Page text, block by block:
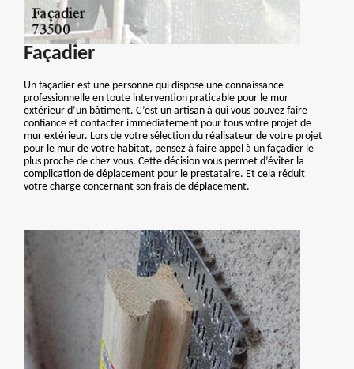
Façadier
Un façadier est une personne qui dispose une connaissance
professionnelle en toute intervention praticable pour le mur
extérieur d’un bâtiment. C’est un artisan à qui vous pouvez faire
confiance et contacter immédiatement pour tous votre projet de
mur extérieur. Lors de votre sélection du réalisateur de votre projet
pour le mur de votre habitat, pensez à faire appel à un façadier le
plus proche de chez vous. Cette décision vous permet d’éviter la
complication de déplacement pour le prestataire. Et cela réduit
votre charge concernant son frais de déplacement.